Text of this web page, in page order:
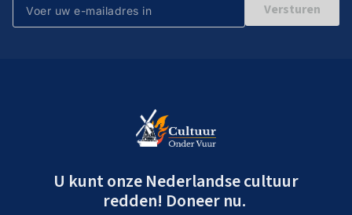
Versturen
U kunt onze Nederlandse cultuur
redden! Doneer nu.